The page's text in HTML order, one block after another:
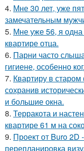
4. Мне 30 лет, уже
замечательным
5. Мне уже 56, я одна
квартире отца.
6. Парни часто
гигиене, особенно
7. Квартиру в
сохранив
и большие окна.
8. Терракота и
квартире 61 м на
9. Проект от Buro 2D
перепланировка